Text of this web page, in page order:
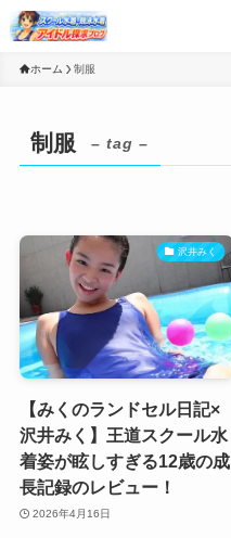
ホーム 制服
制服 – tag –
沢井みく
【みくのランドセル日記×
沢井みく】王道スクール水
着姿が眩しすぎる12歳の成
長記録のレビュー！
2026年4月16日